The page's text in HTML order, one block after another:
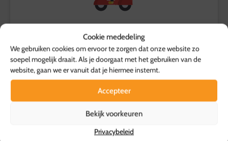
Cookie mededeling
We gebruiken cookies om ervoor te zorgen dat onze website zo
soepel mogelijk draait. Als je doorgaat met het gebruiken van de
website, gaan we er vanuit dat je hiermee instemt.
Accepteer
Bekijk voorkeuren
Privacybeleid
Ophalen
We komen de gebrachte spullen ophalen
Vega of VeganBBQ bestellen?
Wil je een vega of vegan BBQ bestellen? Je houdt wel van